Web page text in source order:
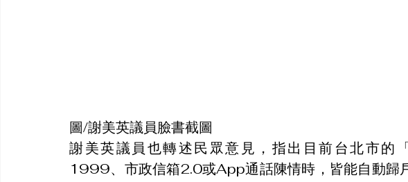
圖/謝美英議員臉書截圖
謝美英議員也轉述民眾意見，指出目前台北市的
1999、市政信箱2.0或App通話陳情時，皆能自動歸